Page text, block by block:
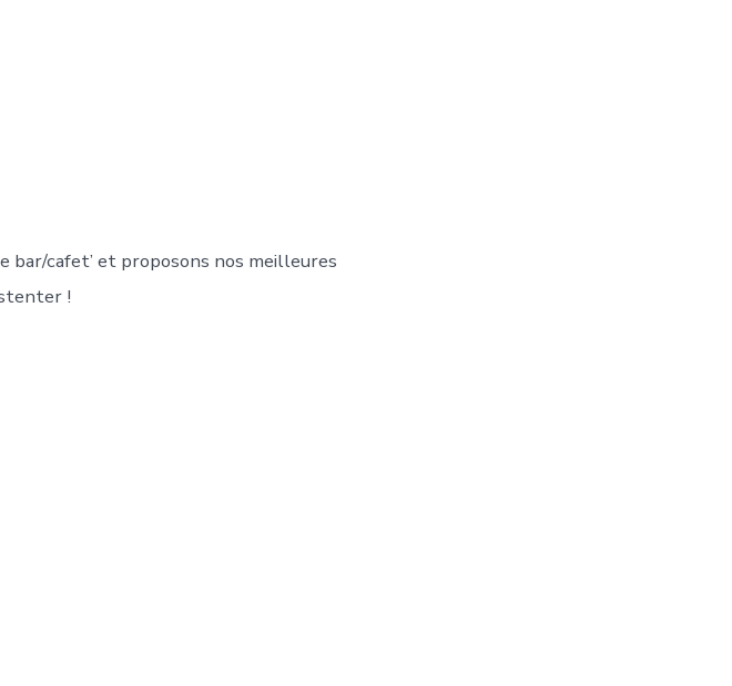
bar/cafet’ et proposons nos meilleures
!